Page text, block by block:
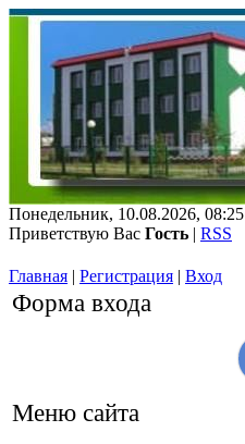
Понедельник, 10.08.2026, 08:25
Приветствую Вас Гость | RSS
Главная | Регистрация | Вход
Форма входа
Меню сайта